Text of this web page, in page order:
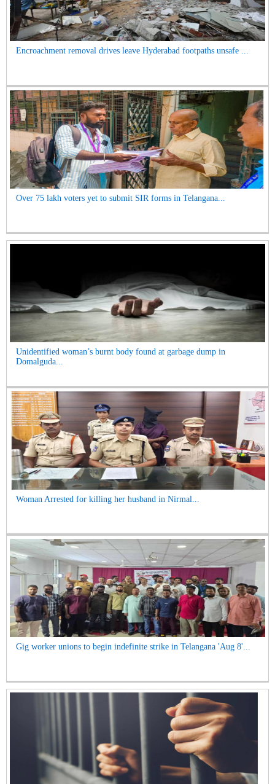
Encroachment removal drives leave Hyderabad footpaths unsafe ...
Over 75 lakh voters yet to submit SIR forms in Telangana...
Unidentified woman’s burnt body found at garbage dump in
Domalguda...
Woman Arrested for killing her husband in Nirmal...
Gig worker unions to begin indefinite strike in Telangana 'Aug 8'...